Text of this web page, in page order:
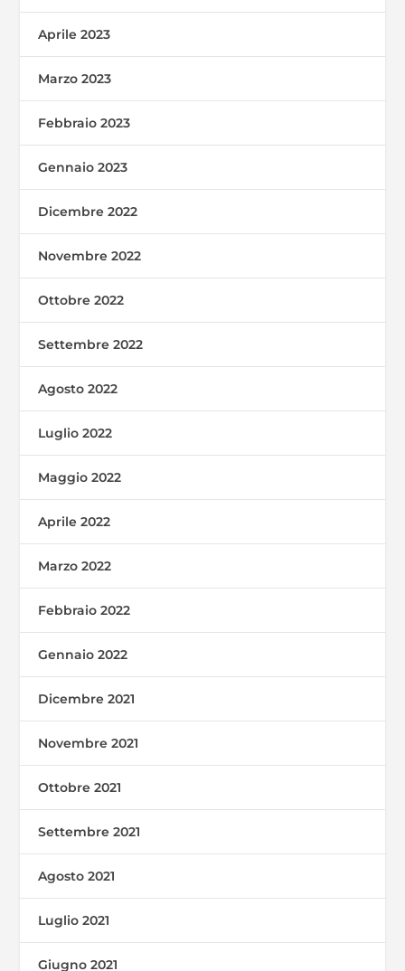
Aprile 2023
Marzo 2023
Febbraio 2023
Gennaio 2023
Dicembre 2022
Novembre 2022
Ottobre 2022
Settembre 2022
Agosto 2022
Luglio 2022
Maggio 2022
Aprile 2022
Marzo 2022
Febbraio 2022
Gennaio 2022
Dicembre 2021
Novembre 2021
Ottobre 2021
Settembre 2021
Agosto 2021
Luglio 2021
Giugno 2021